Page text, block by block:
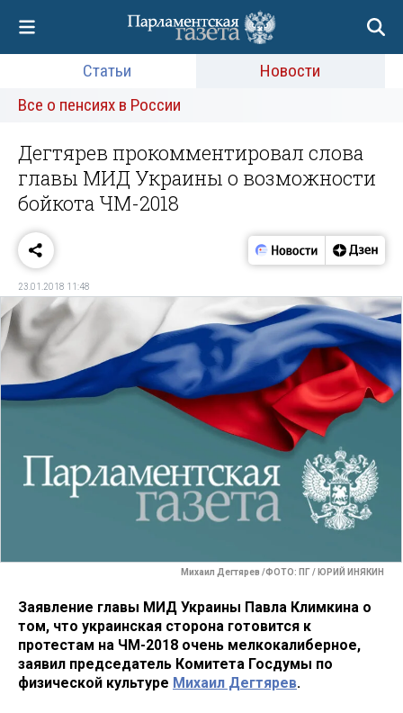
Статьи
Новости
Все о пенсиях в России
Дегтярев прокомментировал слова
главы МИД Украины о возможности
бойкота ЧМ-2018
23.01.2018 11:48
Михаил Дегтярев /ФОТО: ПГ / ЮРИЙ ИНЯКИН
Заявление главы МИД Украины Павла Климкина о
том, что украинская сторона готовится к
протестам на ЧМ-2018 очень мелкокалиберное,
заявил председатель Комитета Госдумы по
физической культуре Михаил Дегтярев.